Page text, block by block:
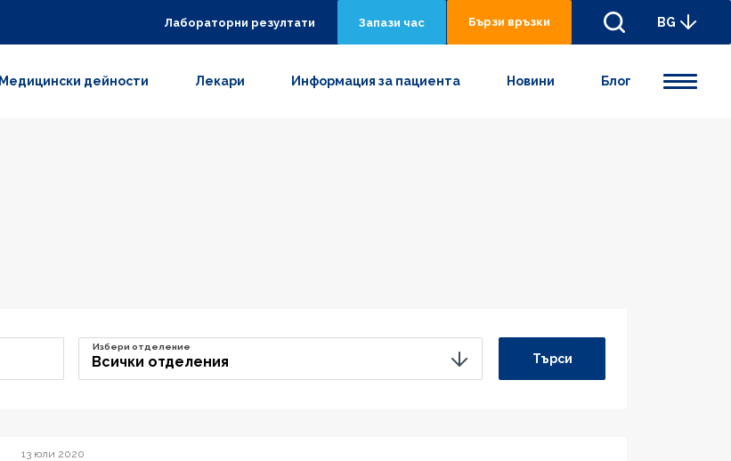
Лабораторни резултати Запази час Бързи връзки BG
Медицински дейности Лекари Информация за пациента Новини Блог
Всички отделения
Избери отделение
Търси
13 юли 2020